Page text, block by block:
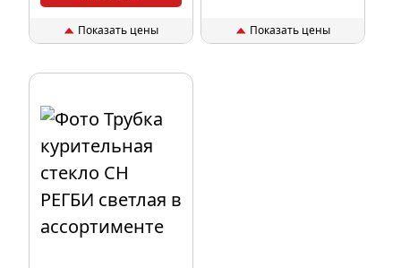
Показать цены Показать цены